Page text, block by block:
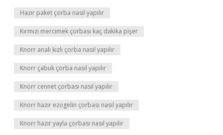
Hazır paket çorba nasıl yapılır
Kırmızı mercimek çorbası kaç dakika pişer
Knorr analı kızlı çorba nasıl yapılır
Knorr çabuk çorba nasıl yapılır
Knorr cennet çorbası nasıl yapılır
Knorr hazır ezogelin çorbası nasıl yapılır
Knorr hazır yayla çorbası nasıl yapılır